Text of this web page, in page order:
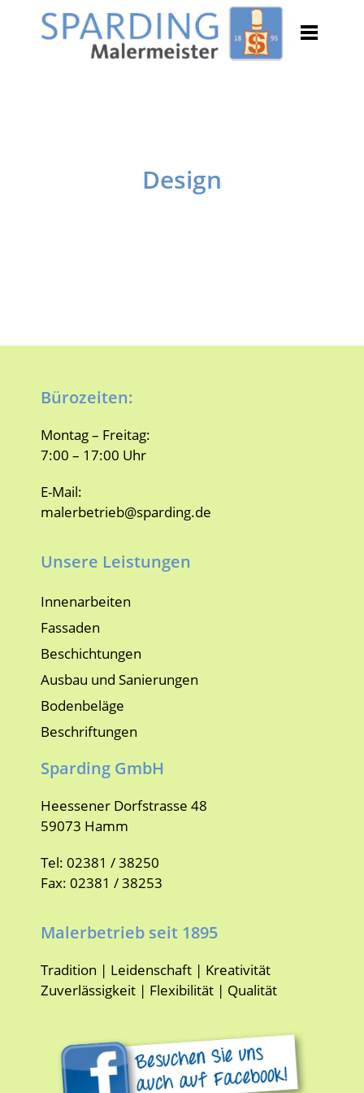
Design
Bürozeiten:
Montag – Freitag:
7:00 – 17:00 Uhr
E-Mail:
malerbetrieb@sparding.de
Unsere Leistungen
Innenarbeiten
Fassaden
Beschichtungen
Ausbau und Sanierungen
Bodenbeläge
Beschriftungen
Sparding GmbH
Heessener Dorfstrasse 48
59073 Hamm
Tel: 02381 / 38250
Fax: 02381 / 38253
Malerbetrieb seit 1895
Tradition | Leidenschaft | Kreativität
Zuverlässigkeit | Flexibilität | Qualität